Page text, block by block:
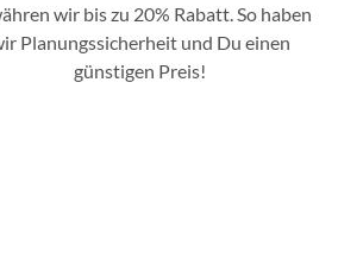
wir bis zu 20% Rabatt. So haben
Planungssicherheit und Du einen
günstigen Preis!